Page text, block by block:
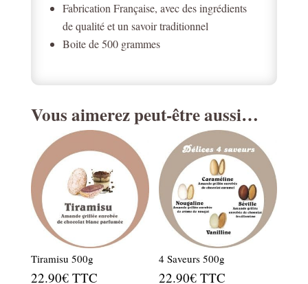
Fabrication Française, avec des ingrédients
de qualité et un savoir traditionnel
Boite de 500 grammes
Vous aimerez peut-être aussi…
Tiramisu 500g
22.90€ TTC
4 Saveurs 500g
22.90€ TTC